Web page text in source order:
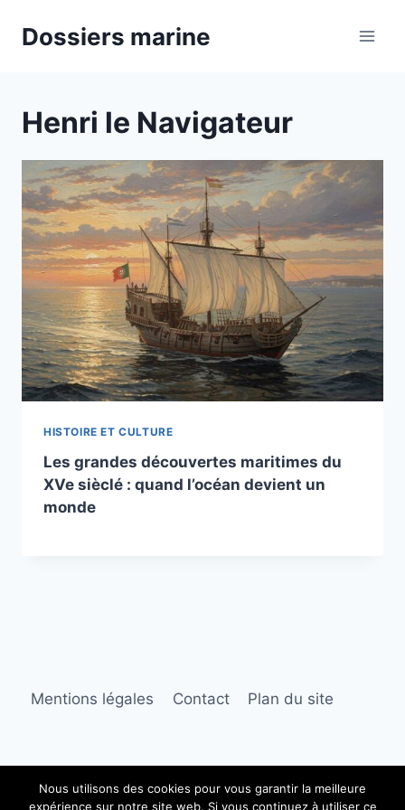
Dossiers marine
Henri le Navigateur
HISTOIRE ET CULTURE
Les grandes découvertes maritimes du
XVe sièclé : quand l’océan devient un
monde
Mentions légales Contact Plan du site
Nous utilisons des cookies pour vous garantir la meilleure
expérience sur notre site web. Si vous continuez à utiliser ce